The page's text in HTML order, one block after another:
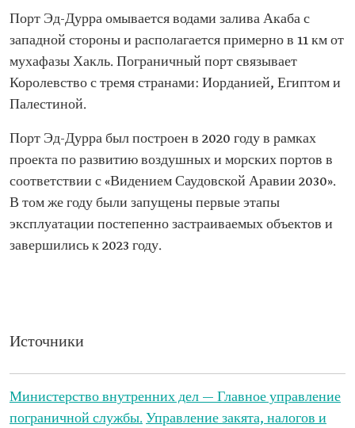
Порт Эд-Дурра омывается водами залива Акаба с
западной стороны и располагается примерно в 11 км от
мухафазы Хакль. Пограничный порт связывает
Королевство с тремя странами: Иорданией, Египтом и
Палестиной.
Порт Эд-Дурра был построен в 2020 году в рамках
проекта по развитию воздушных и морских портов в
соответствии с «Видением Саудовской Аравии 2030».
В том же году были запущены первые этапы
эксплуатации постепенно застраиваемых объектов и
завершились к 2023 году.
Источники
Министерство внутренних дел — Главное управление
пограничной службы.Управление закята, налогов и